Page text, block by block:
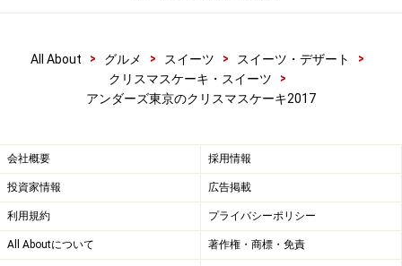
クリスマスエクレア セレクション
ジ 各￥520
アンダーズ 東京の代表格のシグネチャースイーツ「エク
レア」は、フィンガーフードサイズの“スモール”と、通
常サイズの“ラージ”の2種。切り分ける必要もないエクレ
アなら、お茶の時間もスマートにプレートにサービスで
All About > グルメ > スイーツ > スイーツ・デザート
>
クリスマスケーキ・スイーツ
>
アンダーズ東京のクリスマスケーキ2017
会社概要 採用情報
投資家情報 広告掲載
利用規約 プライバシーポリシー
All Aboutについて 著作権・商標・免責